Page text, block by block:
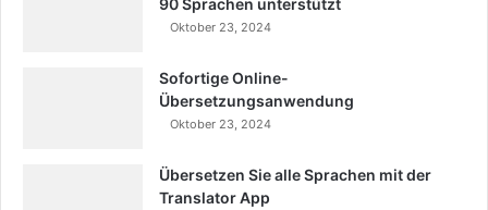
90 Sprachen unterstützt
Oktober 23, 2024
Sofortige Online-
Übersetzungsanwendung
Oktober 23, 2024
Übersetzen Sie alle Sprachen mit der
Translator App